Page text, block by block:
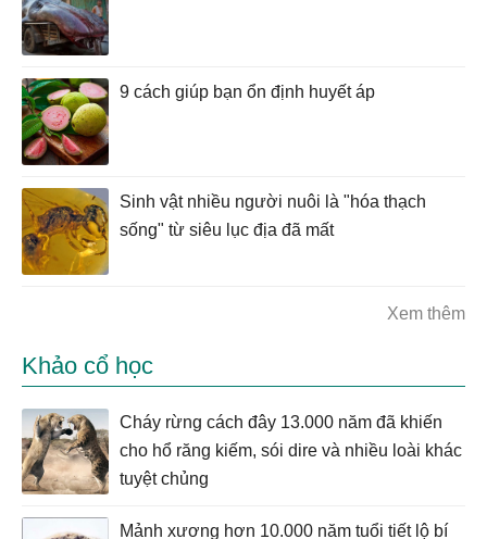
9 cách giúp bạn ổn định huyết áp
Sinh vật nhiều người nuôi là "hóa thạch
sống" từ siêu lục địa đã mất
Xem thêm
Khảo cổ học
Cháy rừng cách đây 13.000 năm đã khiến
cho hổ răng kiếm, sói dire và nhiều loài khác
tuyệt chủng
Mảnh xương hơn 10.000 năm tuổi tiết lộ bí